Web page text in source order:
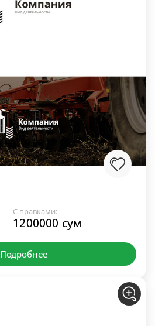
С правками:
1200000 сум
Подробнее